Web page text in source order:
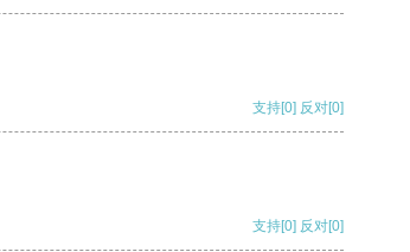
支持[0] 反对[0]
支持[0] 反对[0]